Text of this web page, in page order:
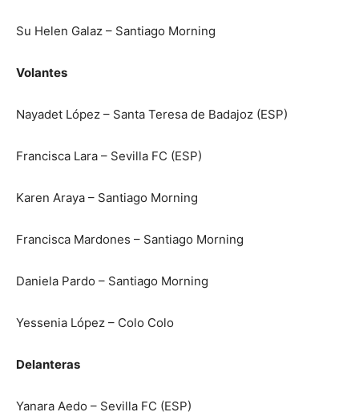
Su Helen Galaz – Santiago Morning
Volantes
Nayadet López – Santa Teresa de Badajoz (ESP)
Francisca Lara – Sevilla FC (ESP)
Karen Araya – Santiago Morning
Francisca Mardones – Santiago Morning
Daniela Pardo – Santiago Morning
Yessenia López – Colo Colo
Delanteras
Yanara Aedo – Sevilla FC (ESP)